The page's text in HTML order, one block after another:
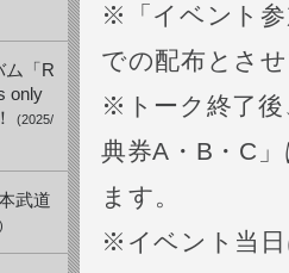
ム「R
only
(2025/
武道
※「イベント参
での配布とさ
※トーク終了後
典券A・B・C
ます。
※イベント当日